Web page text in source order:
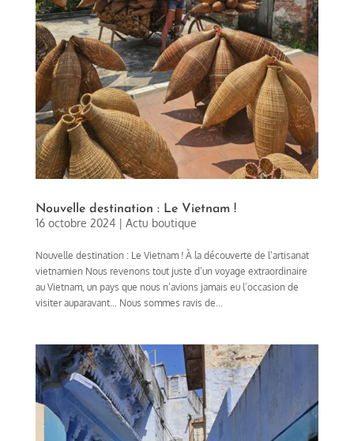
Nouvelle destination : Le Vietnam !
16 octobre 2024| Actu boutique
Nouvelle destination : Le Vietnam ! À la découverte de l’artisanat
vietnamien Nous revenons tout juste d’un voyage extraordinaire
au Vietnam, un pays que nous n’avions jamais eu l’occasion de
visiter auparavant… Nous sommes ravis de...